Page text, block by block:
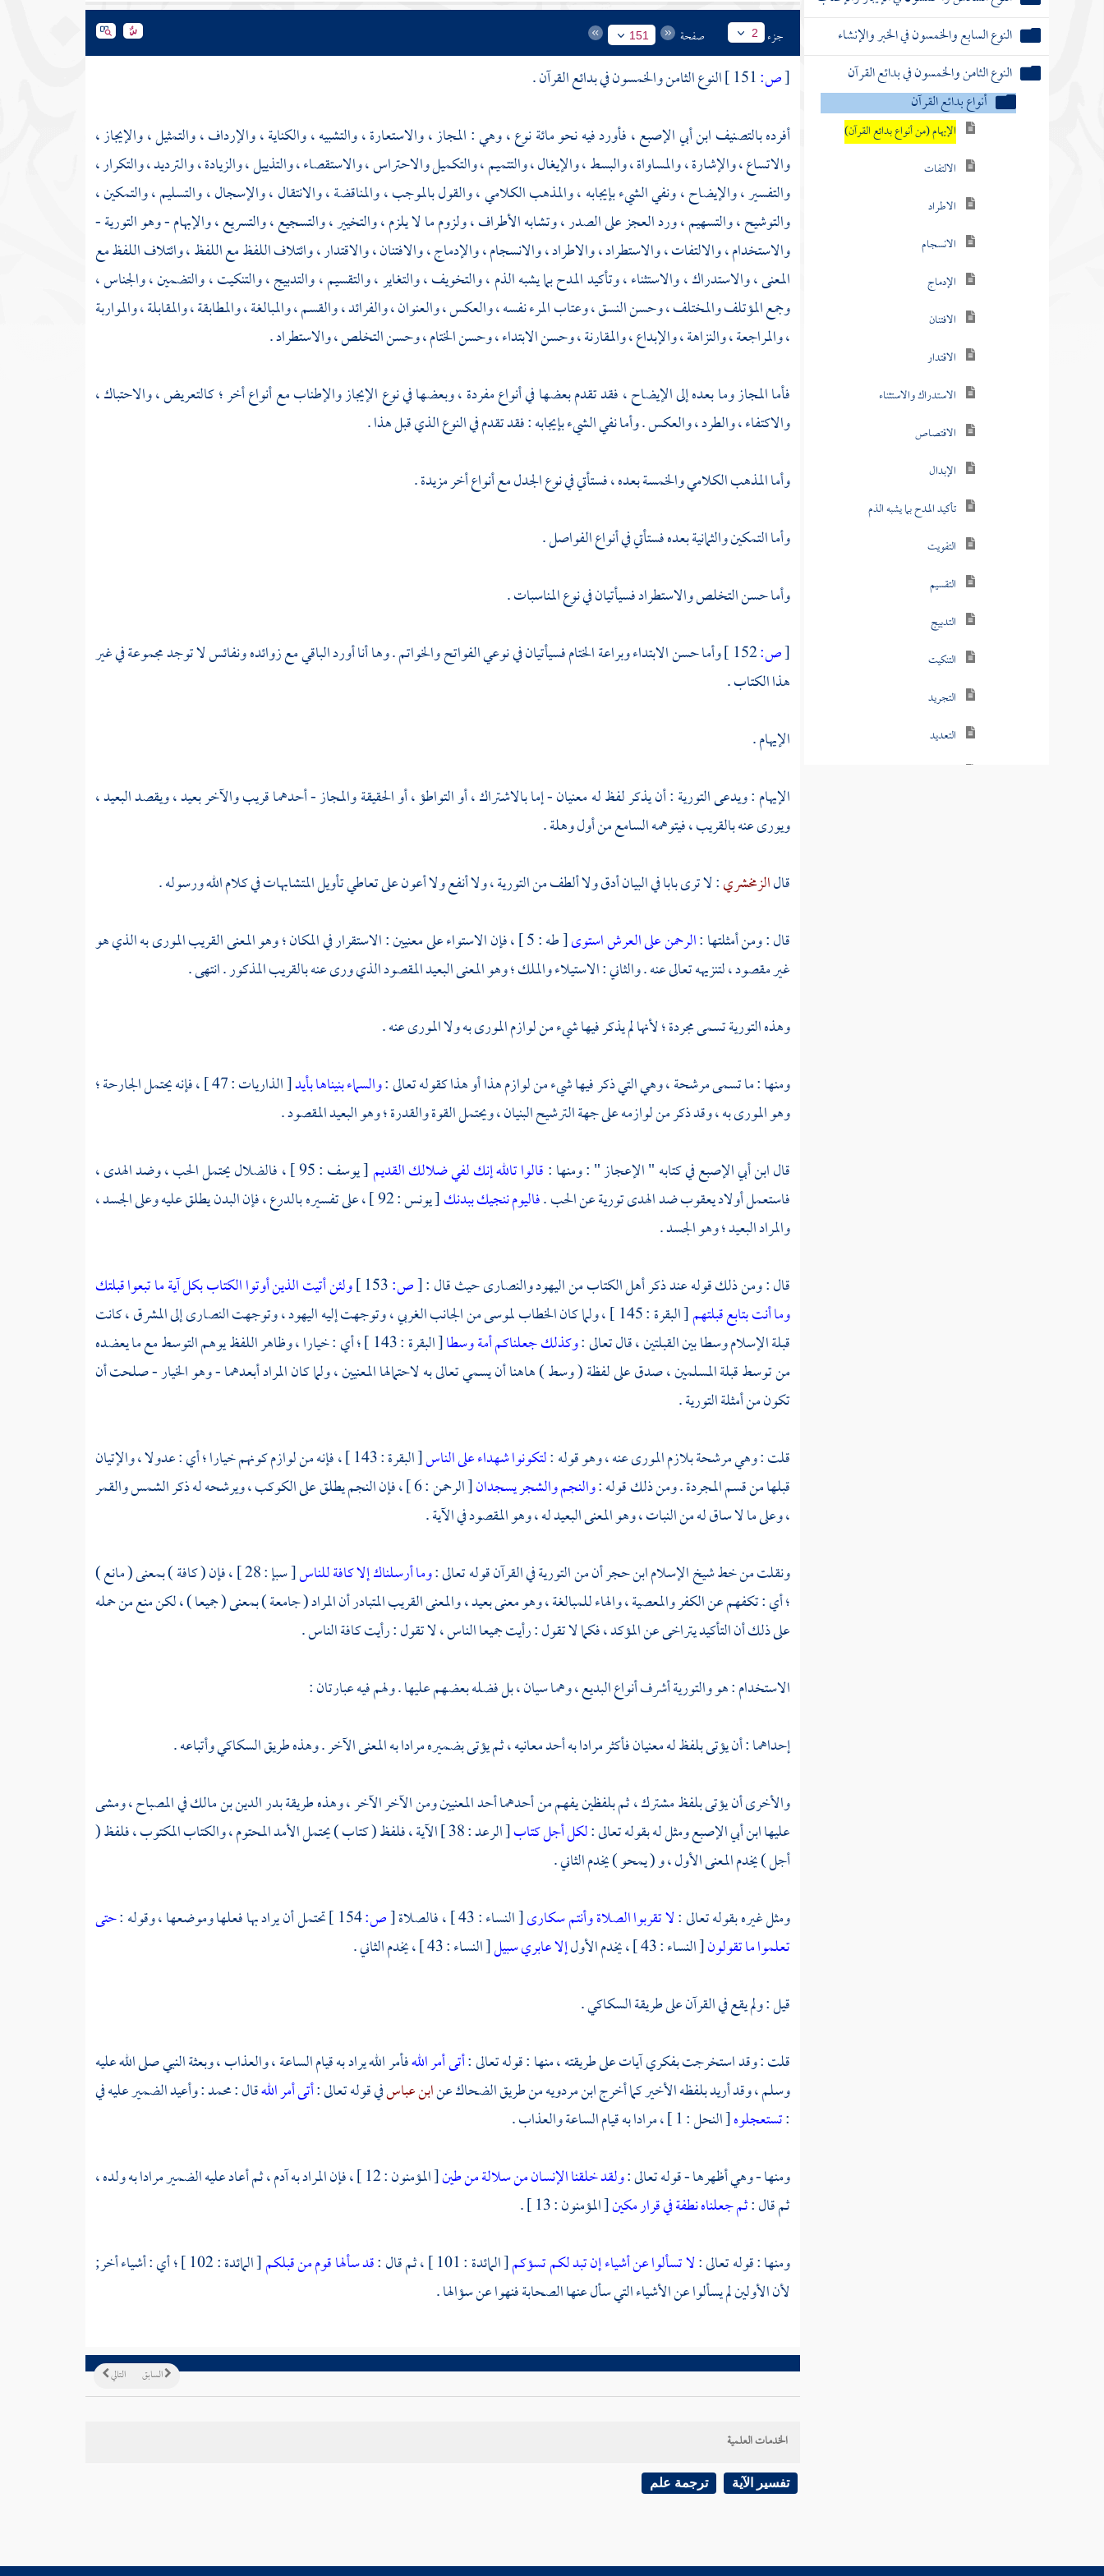
النوع السابع والخمسون في الخبر والإنشاء
النوع الثامن والخمسون في بدائع القرآن
أنواع بدائع القرآن
الإيهام (من أنواع بدائع القرآن)
الالتفات
الاطراد
الانسجام
الإدماج
الافتنان
الاقتدار
الاستدراك والاستثناء
الاقتصاص
الإبدال
تأكيد المدح بما يشبه الذم
التفويت
التقسيم
التدبيج
التنكيت
التجريد
التعديد
جزء 2 صفحة 151
[ص:
النوع الثامن والخمسون في بدائع القرآن .
أفرده بالتصنيفابن أبي الإصبع ،فأورد فيه نحو مائة نوع ، وهي : المجاز ، والاستعارة ، والتشبيه ، والكناية ، والإرداف ، والتمثيل ، والإيجاز ،
والاتساع ، والإشارة ، والمساواة ، والبسط ، والإيغال ، والتتميم ، والتكميل والاحتراس ، والاستقصاء ، والتذييل ، والزيادة ، والترديد ، والتكرار ،
والتفسير ، والإيضاح ، ونفي الشيء بإيجابه ، والمذهب الكلامي ، والقول بالموجب ، والمناقضة ، والانتقال ، والإسجال ، والتسليم ، والتمكين ،
والتوشيح ، والتسهيم ، ورد العجز على الصدر ، وتشابه الأطراف ، ولزوم ما لا يلزم ، والتخيير ، والتسجيع ، والتسريع ، والإبهام - وهو التورية -
والاستخدام ، والالتفات ، والاستطراد ، والاطراد ، والانسجام ، والإدماج ، والافتنان ، والاقتدار ، وائتلاف اللفظ مع اللفظ ، وائتلاف اللفظ مع
المعنى ، والاستدراك ، والاستثناء ، وتأكيد المدح بما يشبه الذم ، والتخويف ، والتغاير ، والتقسيم ، والتدبيج ، والتنكيت ، والتضمين ، والجناس ،
وجمع المؤتلف والمختلف ، وحسن النسق ، وعتاب المرء نفسه ، والعكس ، والعنوان ، والفرائد ، والقسم ، والمبالغة ، والمطابقة ، والمقابلة ، والمواربة
، والمراجعة ، والنزاهة ، والإبداع ، والمقارنة ، وحسن الابتداء ، وحسن الختام ، وحسن التخلص ، والاستطراد .
فأما المجاز وما بعده إلى الإيضاح ، فقد تقدم بعضها في أنواع مفردة ، وبعضها في نوع الإيجاز والإطناب مع أنواع أخر ؛ كالتعريض ، والاحتباك ،
والاكتفاء ، والطرد ، والعكس . وأما نفي الشيء بإيجابه : فقد تقدم في النوع الذي قبل هذا .
وأما المذهب الكلامي والخمسة بعده ، فستأتي في نوع الجدل مع أنواع أخر مزيدة .
وأما التمكين والثمانية بعده فستأتي في أنواع الفواصل .
وأما حسن التخلص والاستطراد فسيأتيان في نوع المناسبات .
[ص:
وأما حسن الابتداء وبراعة الختام فسيأتيان في نوعي الفواتح والخواتم . وها أنا أورد الباقي مع زوائده ونفائس لا توجد مجموعة في غير
هذا الكتاب .
الإيهام .
الإيهام : ويدعى التورية : أن يذكر لفظ له معنيان - إما بالاشتراك ، أو التواطؤ ، أو الحقيقة والمجاز - أحدهما قريب والآخر بعيد ، ويقصد البعيد ،
ويورى عنه بالقريب ، فيتوهمه السامع من أول وهلة .
قالالزمخشري: لا ترى بابا في البيان أدق ولا ألطف من التورية ، ولا أنفع ولا أعون على تعاطي تأويل المتشابهات في كلام الله ورسوله .
قال : ومن أمثلتها :الرحمن على العرش استوى
[ طه : 5 ] ، فإن الاستواء على معنيين : الاستقرار في المكان ؛ وهو المعنى القريب المورى به الذي هو
غير مقصود ، لتنزيهه تعالى عنه . والثاني : الاستيلاء والملك ؛ وهو المعنى البعيد المقصود الذي ورى عنه بالقريب المذكور . انتهى .
وهذه التورية تسمى مجردة ؛ لأنها لم يذكر فيها شيء من لوازم المورى به ولا المورى عنه .
ومنها : ما تسمى مرشحة ، وهي التي ذكر فيها شيء من لوازم هذا أو هذا كقوله تعالى :والسماء بنيناها بأيد
[ الذاريات : 47 ] ، فإنه يحتمل الجارحة ؛
وهو المورى به ، وقد ذكر من لوازمه على جهة الترشيح البنيان ، ويحتمل القوة والقدرة ؛ وهو البعيد المقصود .
قالابن أبي الإصبعفي كتابه " الإعجاز " : ومنها :قالوا تالله إنك لفي ضلالك القديم
[ يوسف : 95 ] ، فالضلال يحتمل الحب ، وضد الهدى ،
فاستعمل أولاديعقوبضد الهدى تورية عن الحب .فاليوم ننجيك ببدنك
[ يونس : 92 ] ، على تفسيره بالدرع ، فإن البدن يطلق عليه وعلى الجسد ،
والمراد البعيد ؛ وهو الجسد .
قال : ومن ذلك قوله عند ذكر أهل الكتاب مناليهودوالنصارىحيث قال :[ص:
ولئن أتيت الذين أوتوا الكتاب بكل آية ما تبعوا قبلتك
وما أنت بتابع قبلتهم[ البقرة : 145 ] ، ولما كان الخطاب لموسىمن الجانب الغربي ، وتوجهت إليهاليهود، وتوجهتالنصارىإلى المشرق ، كانت
قبلة الإسلام وسطا بين القبلتين ، قال تعالى :وكذلك جعلناكم أمة وسطا
[ البقرة : 143 ] ؛ أي : خيارا ، وظاهر اللفظ يوهم التوسط مع ما يعضده
من توسط قبلة المسلمين ، صدق على لفظة ( وسط ) هاهنا أن يسمي تعالى به لاحتمالها المعنيين ، ولما كان المراد أبعدهما - وهو الخيار - صلحت أن
تكون من أمثلة التورية .
قلت : وهي مرشحة بلازم المورى عنه ، وهو قوله :لتكونوا شهداء على الناس
[ البقرة : 143 ] ، فإنه من لوازم كونهم خيارا ؛ أي : عدولا ، والإتيان
قبلها من قسم المجردة . ومن ذلك قوله :والنجم والشجر يسجدان
[ الرحمن : 6 ] ، فإن النجم يطلق على الكوكب ، ويرشحه له ذكر الشمس والقمر
، وعلى ما لا ساق له من النبات ، وهو المعنى البعيد له ، وهو المقصود في الآية .
ونقلت من خط شيخ الإسلامابن حجرأن من التورية في القرآن قوله تعالى :وما أرسلناك إلا كافة للناس
[ سبإ : 28 ] ، فإن ( كافة ) بمعنى ( مانع )
؛ أي : تكفهم عن الكفر والمعصية ، والهاء للمبالغة ، وهو معنى بعيد ، والمعنى القريب المتبادر أن المراد ( جامعة ) بمعنى ( جميعا ) ، لكن منع من حمله
على ذلك أن التأكيد يتراخى عن المؤكد ، فكما لا تقول : رأيت جميعا الناس ، لا تقول : رأيت كافة الناس .
الاستخدام : هو والتورية أشرف أنواع البديع ، وهما سيان ، بل فضله بعضهم عليها . ولهم فيه عبارتان :
إحداهما : أن يؤتى بلفظ له معنيان فأكثر مرادا به أحد معانيه ، ثم يؤتى بضميره مرادا به المعنى الآخر . وهذه طريقالسكاكيوأتباعه .
والأخرى أن يؤتى بلفظ مشترك ، ثم بلفظين يفهم من أحدهما أحد المعنيين ومن الآخر الآخر ، وهذه طريقةبدر الدين بن مالكفي المصباح ، ومشى
عليهاابن أبي الإصبعومثل له بقوله تعالى :لكل أجل كتاب
[ الرعد : 38 ] الآية ، فلفظ ( كتاب ) يحتمل الأمد المحتوم ، والكتاب المكتوب ، فلفظ (
أجل ) يخدم المعنى الأول ، و ( يمحو ) يخدم الثاني .
ومثل غيره بقوله تعالى :لا تقربوا الصلاة وأنتم سكارى[ النساء : 43 ] ، فالصلاة [ص:154 ] تحتمل أن يراد بها فعلها وموضعها ، وقوله :حتى
تعلموا ما تقولون[ النساء : 43 ] ، يخدم الأول إلا عابري سبيل[ النساء : 43 ] ، يخدم الثاني .
قيل : ولم يقع في القرآن على طريقةالسكاكي.
قلت : وقد استخرجت بفكري آيات على طريقته ، منها : قوله تعالى :أتى أمر اللهفأمر الله يراد به قيام الساعة ، والعذاب ، وبعثة النبي صلى الله عليه
وسلم ، وقد أريد بلفظه الأخير كما أخرجابن مردويهمن طريقالضحاكعنابن عباسفي قوله تعالى :أتى أمر اللهقال :محمد: وأعيد الضمير عليه في
:تستعجلوه[ النحل : 1 ] ، مرادا به قيام الساعة والعذاب .
ومنها - وهي أظهرها - قوله تعالى :ولقد خلقنا الإنسان من سلالة من طين[ المؤمنون : 12 ] ، فإن المراد به آدم ،ثم أعاد عليه الضمير مرادا به ولده ،
ثم قال :ثم جعلناه نطفة في قرار مكين[ المؤمنون : 13 ] .
ومنها : قوله تعالى :لا تسألوا عن أشياء إن تبد لكم تسؤكم[ المائدة : 101 ] ، ثم قال : قد سألها قوم من قبلكم
[ المائدة : 102 ] ؛ أي : أشياء أخر;
لأن الأولين لم يسألوا عن الأشياء التي سأل عنها الصحابة فنهوا عن سؤالها .
التالي السابق
الخدمات العلمية
تفسير الآية ترجمة علم